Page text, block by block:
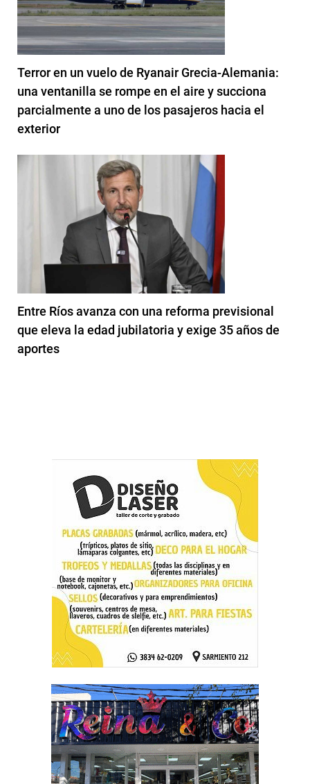
Terror en un vuelo de Ryanair Grecia-Alemania:
una ventanilla se rompe en el aire y succiona
parcialmente a uno de los pasajeros hacia el
exterior
Entre Ríos avanza con una reforma previsional
que eleva la edad jubilatoria y exige 35 años de
aportes